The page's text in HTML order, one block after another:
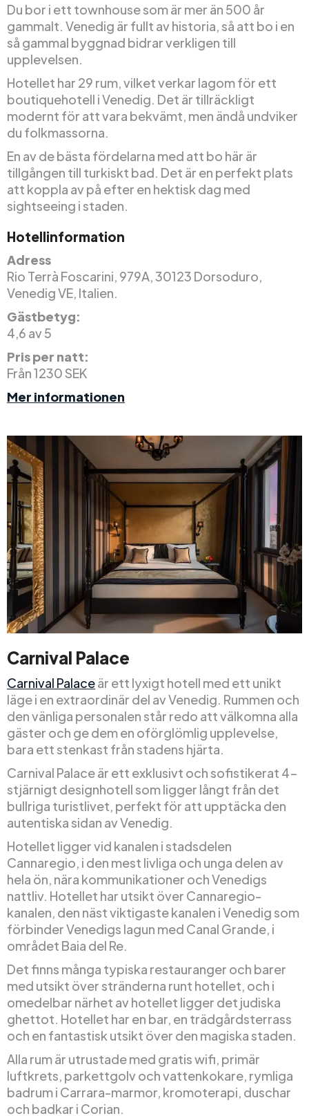
Du bor i ett townhouse som är mer än 500 år
gammalt. Venedig är fullt av historia, så att bo i en
så gammal byggnad bidrar verkligen till
upplevelsen.
Hotellet har 29 rum, vilket verkar lagom för ett
boutiquehotell i Venedig. Det är tillräckligt
modernt för att vara bekvämt, men ändå undviker
du folkmassorna.
En av de bästa fördelarna med att bo här är
tillgången till turkiskt bad. Det är en perfekt plats
att koppla av på efter en hektisk dag med
sightseeing i staden.
Hotellinformation
Adress
Rio Terrà Foscarini, 979A, 30123 Dorsoduro,
Venedig VE, Italien.
Gästbetyg:
4,6 av 5
Pris per natt:
Från 1230 SEK
Mer informationen
Carnival Palace
Carnival Palaceär ett lyxigt hotell med ett unikt
läge i en extraordinär del av Venedig. Rummen och
den vänliga personalen står redo att välkomna alla
gäster och ge dem en oförglömlig upplevelse,
bara ett stenkast från stadens hjärta.
Carnival Palace är ett exklusivt och sofistikerat 4-
stjärnigt designhotell som ligger långt från det
bullriga turistlivet, perfekt för att upptäcka den
autentiska sidan av Venedig.
Hotellet ligger vid kanalen i stadsdelen
Cannaregio, i den mest livliga och unga delen av
hela ön, nära kommunikationer och Venedigs
nattliv. Hotellet har utsikt över Cannaregio-
kanalen, den näst viktigaste kanalen i Venedig som
förbinder Venedigs lagun med Canal Grande, i
området Baia del Re.
Det finns många typiska restauranger och barer
med utsikt över stränderna runt hotellet, och i
omedelbar närhet av hotellet ligger det judiska
ghettot. Hotellet har en bar, en trädgårdsterrass
och en fantastisk utsikt över den magiska staden.
Alla rum är utrustade med gratis wifi, primär
luftkrets, parkettgolv och vattenkokare, rymliga
badrum i Carrara-marmor, kromoterapi, duschar
och badkar i Corian.